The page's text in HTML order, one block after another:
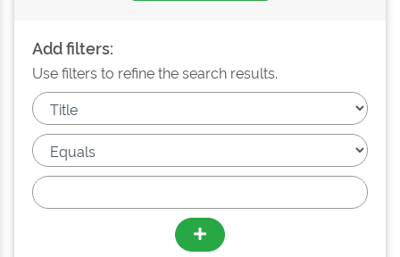
Add filters:
Use filters to refine the search results.